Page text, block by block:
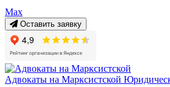
Max
Оставить заявку
Адвокаты на Марксистской